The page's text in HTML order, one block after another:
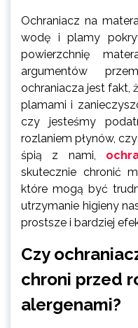
Ochraniacz na
wodę i plamy
powierzchnię
argumentów
ochraniacza jest fakt,
plamami i
czy jesteśmy
rozlaniem płynów,
śpią z nami,
skutecznie chronić
które mogą być
utrzymanie higieny
prostsze i bardziej
Czy
chroni przed
alergenami?